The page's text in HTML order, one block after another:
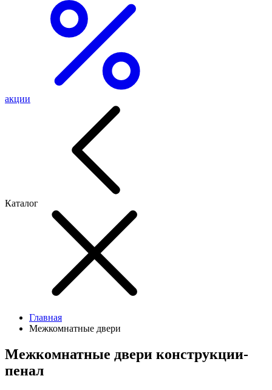
акции
Каталог
Главная
Межкомнатные двери
Межкомнатные двери конструкции-
пенал